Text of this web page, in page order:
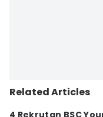
Related Articles
4 Rekrutan BSC